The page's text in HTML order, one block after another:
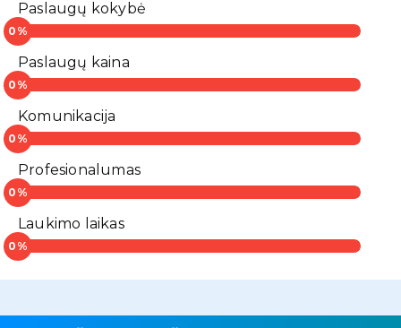
Paslaugų kokybė
Paslaugų kaina
Komunikacija
Profesionalumas
Laukimo laikas